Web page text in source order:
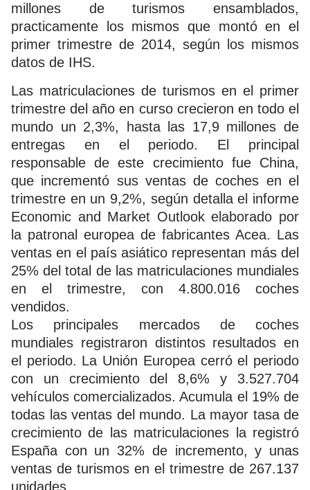
millones de turismos ensamblados,
practicamente los mismos que montó en el
primer trimestre de 2014, según los mismos
datos de IHS.
Las matriculaciones de turismos en el primer
trimestre del año en curso crecieron en todo el
mundo un 2,3%, hasta las 17,9 millones de
entregas en el periodo. El principal
responsable de este crecimiento fue China,
que incrementó sus ventas de coches en el
trimestre en un 9,2%, según detalla el informe
Economic and Market Outlook elaborado por
la patronal europea de fabricantes Acea. Las
ventas en el país asiático representan más del
25% del total de las matriculaciones mundiales
en el trimestre, con 4.800.016 coches
vendidos.
Los principales mercados de coches
mundiales registraron distintos resultados en
el periodo. La Unión Europea cerró el periodo
con un crecimiento del 8,6% y 3.527.704
vehículos comercializados. Acumula el 19% de
todas las ventas del mundo. La mayor tasa de
crecimiento de las matriculaciones la registró
España con un 32% de incremento, y unas
ventas de turismos en el trimestre de 267.137
unidades.